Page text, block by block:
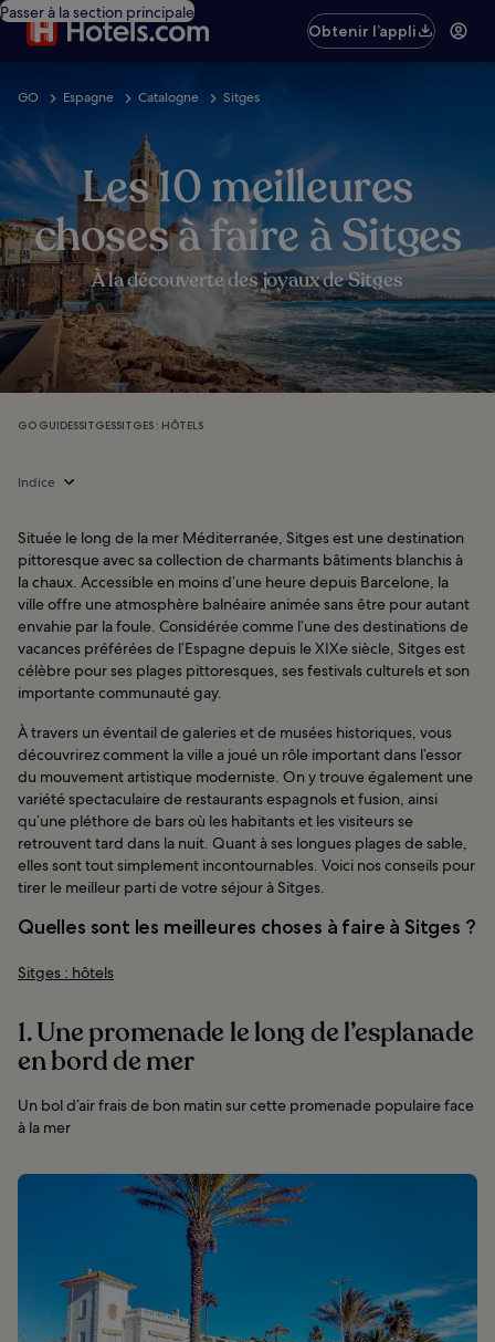
Passer à la section principale
Obtenir l’appli
GO Espagne Catalogne Sitges
Les 10 meilleures
choses à faire à Sitges
À la découverte des joyaux de Sitges
GO GUIDESSITGESSITGES : HÔTELS
Indice
Située le long de la mer Méditerranée, Sitges est une destination
pittoresque avec sa collection de charmants bâtiments blanchis à
la chaux. Accessible en moins d’une heure depuis Barcelone, la
ville offre une atmosphère balnéaire animée sans être pour autant
envahie par la foule. Considérée comme l’une des destinations de
vacances préférées de l’Espagne depuis le XIXe siècle, Sitges est
célèbre pour ses plages pittoresques, ses festivals culturels et son
importante communauté gay.
À travers un éventail de galeries et de musées historiques, vous
découvrirez comment la ville a joué un rôle important dans l’essor
du mouvement artistique moderniste. On y trouve également une
variété spectaculaire de restaurants espagnols et fusion, ainsi
qu’une pléthore de bars où les habitants et les visiteurs se
retrouvent tard dans la nuit. Quant à ses longues plages de sable,
elles sont tout simplement incontournables. Voici nos conseils pour
tirer le meilleur parti de votre séjour à Sitges.
Quelles sont les meilleures choses à faire à Sitges ?
Sitges : hôtels
1. Une promenade le long de l’esplanade
en bord de mer
Un bol d’air frais de bon matin sur cette promenade populaire face
à la mer